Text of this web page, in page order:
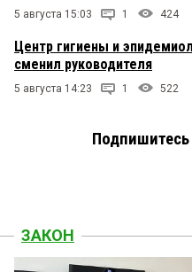
5 августа 15:03 1 424
Центр гигиены и
сменил руководителя
5 августа 14:23 1 522
Подпишитесь
ЗАКОН